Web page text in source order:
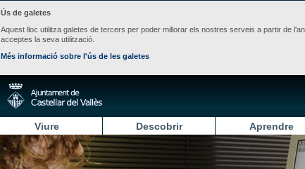
Ús de galetes
Aquest lloc utilitza galetes de tercers per poder millorar els nostres serveis a partir de
acceptes la seva utilització.
Més informació sobre l'ús de les galetes
Viure Descobrir Aprendre